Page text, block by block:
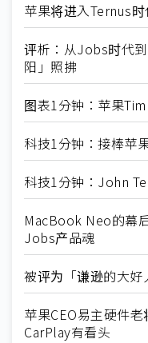
苹果将进入Ternus
评析：从Jobs时代
阳」照拂
图表1分钟：苹果
科技1分钟：接棒苹
科技1分钟：John
MacBook Neo的幕
Jobs产品魂
被评为「谦逊的大
苹果CEO易主硬件
CarPlay有看头